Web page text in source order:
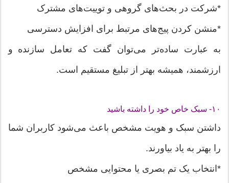
*شرکت در بحث‌های گروهی و توییت‌های مشترک
*منشن کردن پیج‌های مرتبط برای افزایش دسترسی
به عبارت ساده‌تر می‌توان گفت که تعامل سازنده و
ارزشمند، همیشه بهتر از تبلیغ مستقیم است.
۱۰- سبک خاص خود را داشته باشید
داشتن سبک و هویت مشخص باعث می‌شود کاربران شما
را بهتر به یاد بیاورند.
*انتخاب یک تم بصری یا محتوایی مشخص